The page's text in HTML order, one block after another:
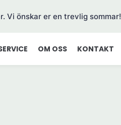
Vi önskar er en trevlig sommar!
OM OSS KONTAKT